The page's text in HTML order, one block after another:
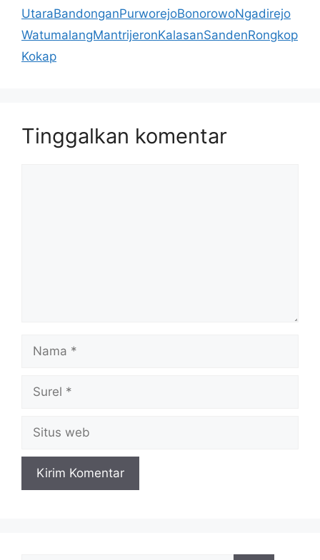
UtaraBandonganPurworejoBonorowoNgadirejo
WatumalangMantrijeronKalasanSandenRongkop
Kokap
Tinggalkan komentar
web